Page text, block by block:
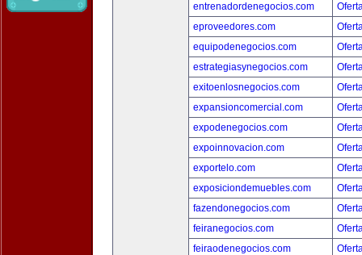
entrenadordenegocios.com
eproveedores.com
equipodenegocios.com
estrategiasynegocios.com
exitoenlosnegocios.com
expansioncomercial.com
expodenegocios.com
expoinnovacion.com
exportelo.com
exposiciondemuebles.com
fazendonegocios.com
feiranegocios.com
feiraodenegocios.com